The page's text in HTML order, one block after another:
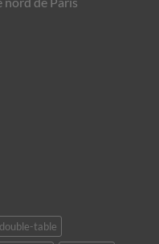
double-table